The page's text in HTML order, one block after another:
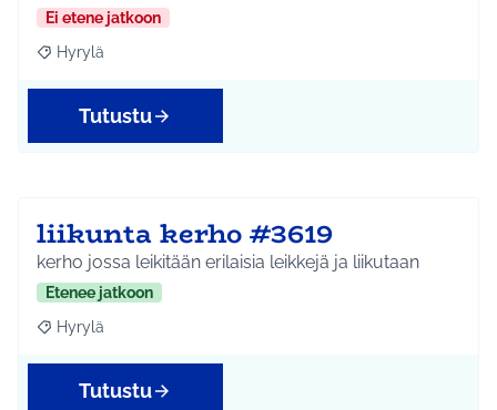
Ei etene jatkoon
Rajaa tulokset teeman mukaan: Hyrylä
Hyrylä
Tutustu
liikunta kerho #3619
kerho jossa leikitään erilaisia leikkejä ja liikutaan
Etenee jatkoon
Rajaa tulokset teeman mukaan: Hyrylä
Hyrylä
Tutustu